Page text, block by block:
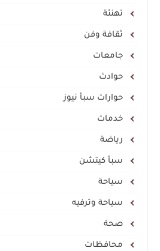
تهنئة
ثقافة وفن
جامعات
حوادث
حوارات سبأ نيوز
خدمات
رياضة
سبأ كيتشن
سياحة
سياحة وترفيه
صحة
محافظات